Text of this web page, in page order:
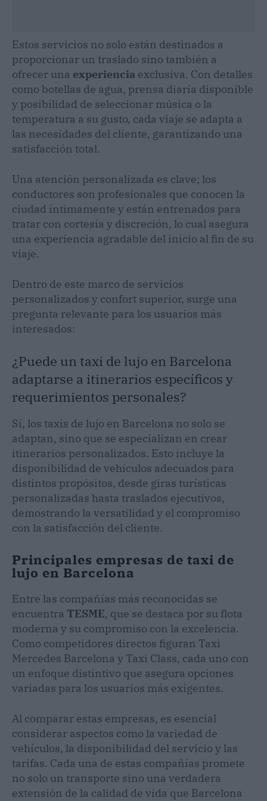
Estos servicios no solo están destinados a
proporcionar un traslado sino también a
ofrecer una experiencia exclusiva. Con detalles
como botellas de agua, prensa diaria disponible
y posibilidad de seleccionar música o la
temperatura a su gusto, cada viaje se adapta a
las necesidades del cliente, garantizando una
satisfacción total.
Una atención personalizada es clave; los
conductores son profesionales que conocen la
ciudad íntimamente y están entrenados para
tratar con cortesía y discreción, lo cual asegura
una experiencia agradable del inicio al fin de su
viaje.
Dentro de este marco de servicios
personalizados y confort superior, surge una
pregunta relevante para los usuarios más
interesados:
¿Puede un taxi de lujo en Barcelona
adaptarse a itinerarios específicos y
requerimientos personales?
Sí, los taxis de lujo en Barcelona no solo se
adaptan, sino que se especializan en crear
itinerarios personalizados. Esto incluye la
disponibilidad de vehículos adecuados para
distintos propósitos, desde giras turísticas
personalizadas hasta traslados ejecutivos,
demostrando la versatilidad y el compromiso
con la satisfacción del cliente.
Principales empresas de taxi de
lujo en Barcelona
Entre las compañías más reconocidas se
encuentra TESME, que se destaca por su flota
moderna y su compromiso con la excelencia.
Como competidores directos figuran Taxi
Mercedes Barcelona y Taxi Class, cada uno con
un enfoque distintivo que asegura opciones
variadas para los usuarios más exigentes.
Al comparar estas empresas, es esencial
considerar aspectos como la variedad de
vehículos, la disponibilidad del servicio y las
tarifas. Cada una de estas compañías promete
no solo un transporte sino una verdadera
extensión de la calidad de vida que Barcelona